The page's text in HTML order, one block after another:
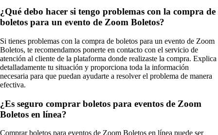
¿Qué debo hacer si tengo problemas con la compra de
boletos para un evento de Zoom Boletos?
Si tienes problemas con la compra de boletos para un evento de Zoom
Boletos, te recomendamos ponerte en contacto con el servicio de
atención al cliente de la plataforma donde realizaste la compra. Explica
detalladamente tu situación y proporciona toda la información
necesaria para que puedan ayudarte a resolver el problema de manera
efectiva.
¿Es seguro comprar boletos para eventos de Zoom
Boletos en línea?
Comprar boletos para eventos de Zoom Boletos en línea puede ser